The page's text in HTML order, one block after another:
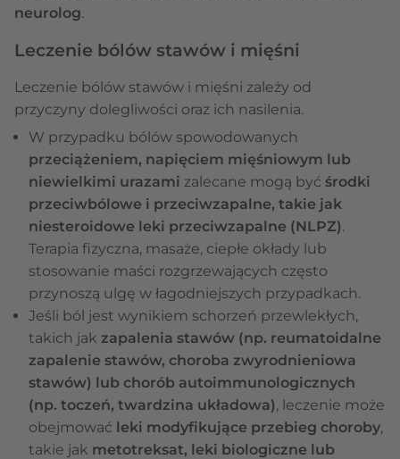
neurolog.
Leczenie bólów stawów i mięśni
Leczenie bólów stawów i mięśni zależy od
przyczyny dolegliwości oraz ich nasilenia.
W przypadku bólów spowodowanych
przeciążeniem, napięciem mięśniowym lub
niewielkimi urazami zalecane mogą być środki
przeciwbólowe i przeciwzapalne, takie jak
niesteroidowe leki przeciwzapalne (NLPZ).
Terapia fizyczna, masaże, ciepłe okłady lub
stosowanie maści rozgrzewających często
przynoszą ulgę w łagodniejszych przypadkach.
Jeśli ból jest wynikiem schorzeń przewlekłych,
takich jak zapalenia stawów (np. reumatoidalne
zapalenie stawów, choroba zwyrodnieniowa
stawów) lub chorób autoimmunologicznych
(np. toczeń, twardzina układowa), leczenie może
obejmować leki modyfikujące przebieg choroby,
takie jak metotreksat, leki biologiczne lub